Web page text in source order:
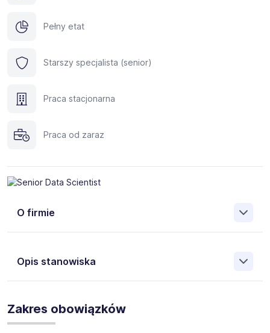
Pełny etat
Starszy specjalista (senior)
Praca stacjonarna
Praca od zaraz
O firmie
poszukującymi nowego zatrudnienia. Główne założenia
opierają się na prowadzeniu analizy zatrudnienia u
nowych stanowisk pracy, określeniu kwalifikacji i
predyspozycji zawodowych kandydatów, selekcji
nadesłanych dokumentów aplikacyjnych oraz
Opis stanowiska
rozwiązania oparte o machine learning w obszarze
energetyki – poszukujemy doświadczonego Senior Data
Scientista.
Zakres obowiązków